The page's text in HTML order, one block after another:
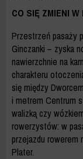
CO SIĘ ZMIENI
Przestrzeń pasaży
Ginczanki – zyska
nawierzchnie na
charakteru
się między
i metrem Centrum
walizką czy
rowerzystów: w
przejazdu rowerem
Plater.